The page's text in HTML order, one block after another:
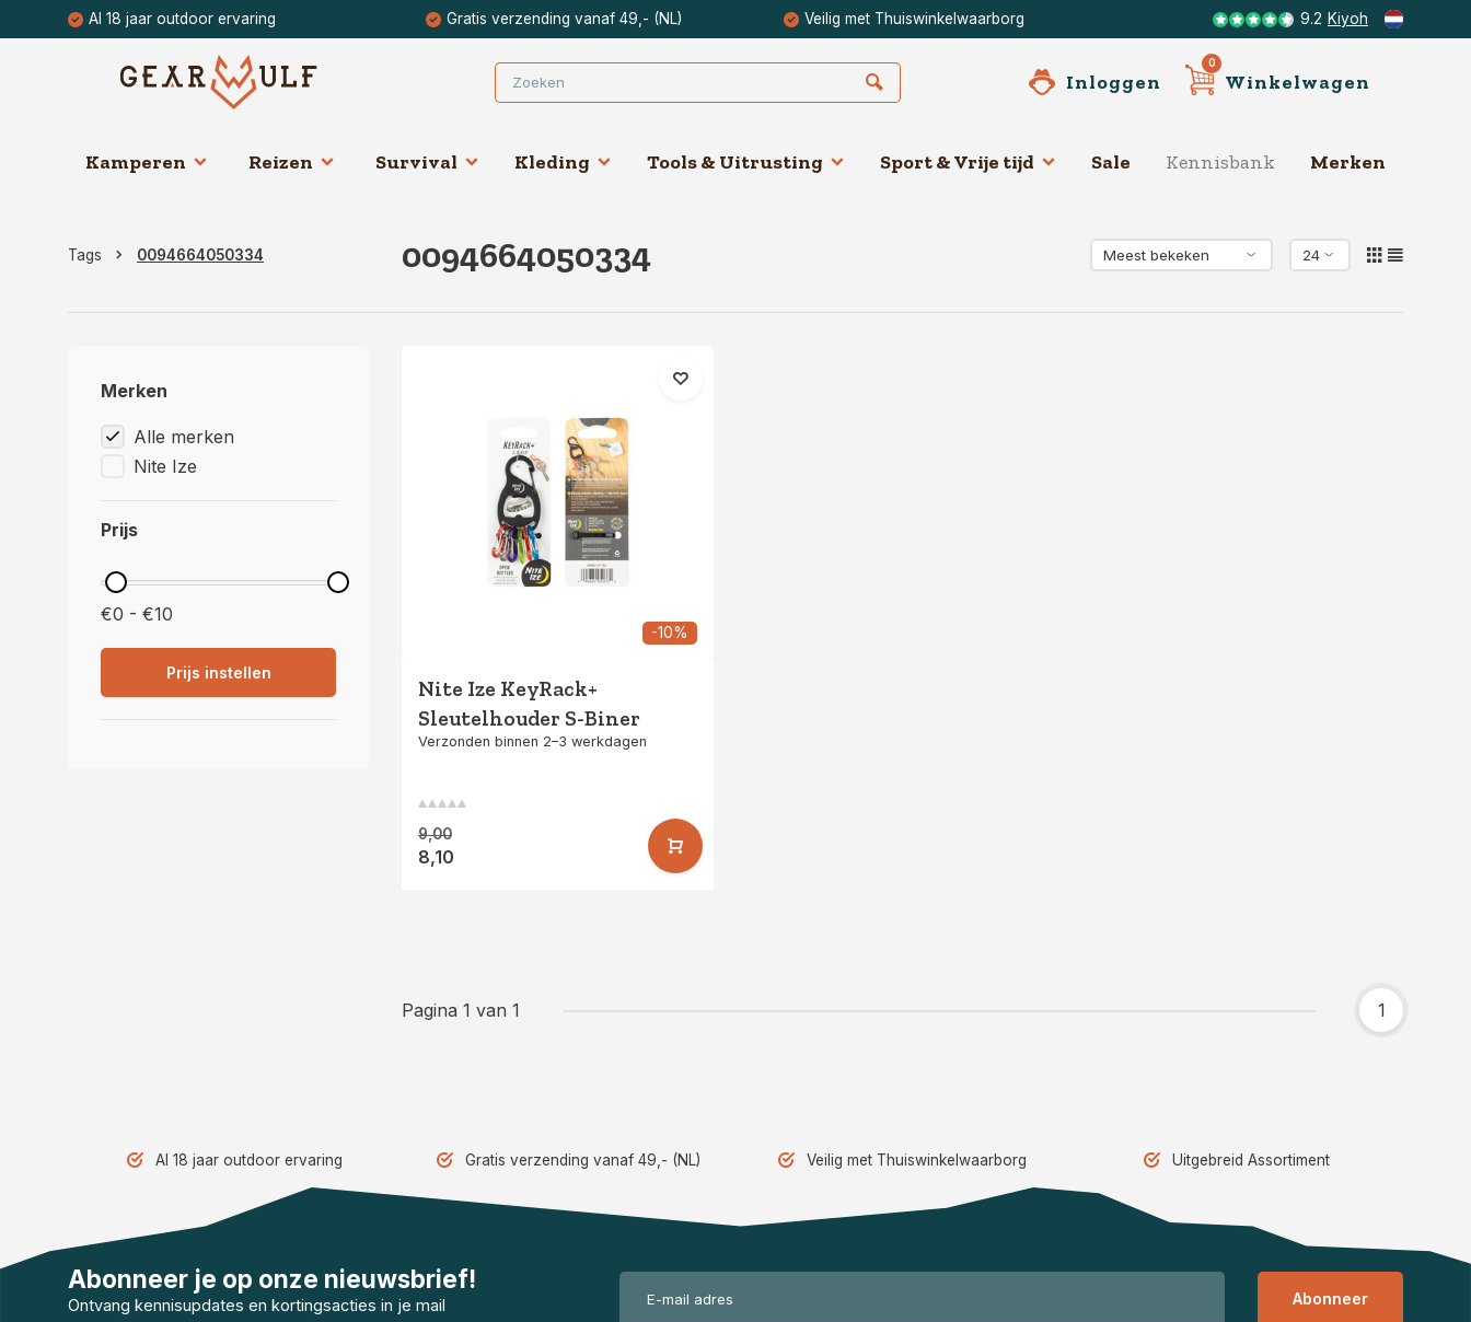
Al 18 jaar outdoor ervaring Gratis verzending vanaf 49,- (NL) Veilig met Thuiswinkelwaarborg 9.2 Kiyoh
Inloggen
0
Winkelwagen
Kamperen Reizen Survival Kleding Tools & Uitrusting Sport & Vrije tijd Sale Kennisbank Merken
Tags 0094664050334 0094664050334
Merken
Alle merken
Nite Ize
Prijs
€0 - €10
Prijs instellen
-10%
Nite Ize KeyRack+
Sleutelhouder S-Biner
Zwart
Verzonden binnen 2–3 werkdagen
9,00
8,10
Pagina 1 van 1 1
Al 18 jaar outdoor ervaring Gratis verzending vanaf 49,- (NL) Veilig met Thuiswinkelwaarborg Uitgebreid Assortiment
Abonneer je op onze nieuwsbrief!
Ontvang kennisupdates en kortingsacties in je mail Abonneer